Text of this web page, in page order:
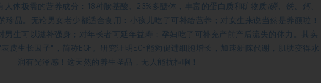
人体极需的营养成分：18种胺基酸、23%多醣体，丰富的蛋白质和矿物质 (磷、铁、钙、
珍品。无论男女老少都适合食用：小孩儿吃了可补给营养；对女生来说当然是养颜啦！
男生可以滋补强身；对年长者可延年益寿；孕妇吃了可补充产前产后流失的体力。其实
皮生长因子"，简称EGF。研究证明EGF能夠促进细胞增长，加速新陈代谢，肌肤变得水
润有光泽感！这天然的养生圣品，无人能抗拒啊！